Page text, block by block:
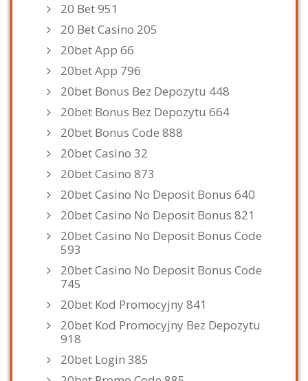
20 Bet 951
20 Bet Casino 205
20bet App 66
20bet App 796
20bet Bonus Bez Depozytu 448
20bet Bonus Bez Depozytu 664
20bet Bonus Code 888
20bet Casino 32
20bet Casino 873
20bet Casino No Deposit Bonus 640
20bet Casino No Deposit Bonus 821
20bet Casino No Deposit Bonus Code
593
20bet Casino No Deposit Bonus Code
745
20bet Kod Promocyjny 841
20bet Kod Promocyjny Bez Depozytu
918
20bet Login 385